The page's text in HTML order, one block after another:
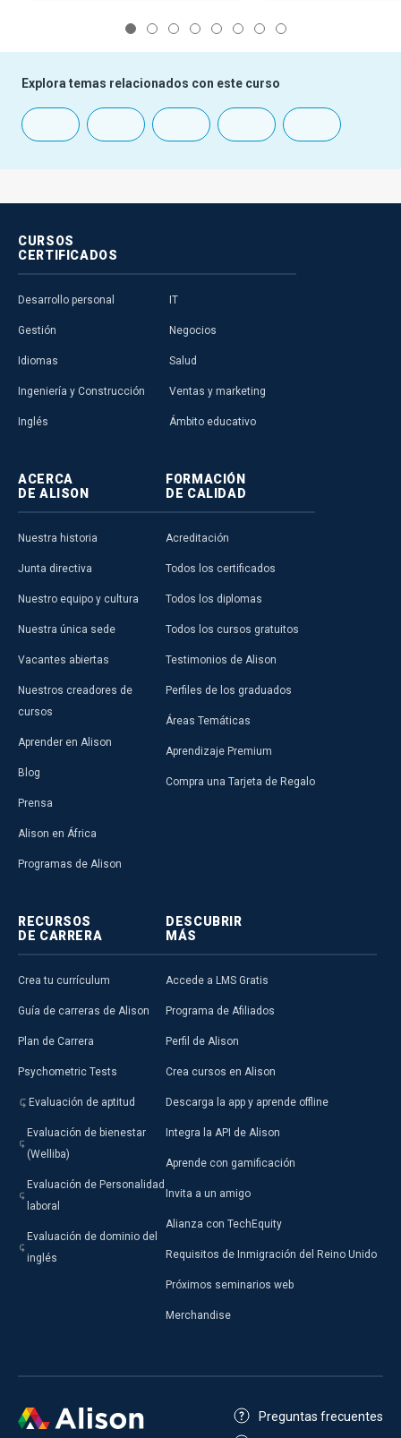
Explora temas relacionados con este curso
CURSOS
CERTIFICADOS
Desarrollo personal
Gestión
Idiomas
Ingeniería y Construcción
Inglés
IT
Negocios
Salud
Ventas y marketing
Ámbito educativo
ACERCA
DE ALISON
Nuestra historia
Junta directiva
Nuestro equipo y cultura
Nuestra única sede
Vacantes abiertas
Nuestros creadores de
cursos
Aprender en Alison
Blog
Prensa
Alison en África
Programas de Alison
FORMACIÓN
DE CALIDAD
Acreditación
Todos los certificados
Todos los diplomas
Todos los cursos gratuitos
Testimonios de Alison
Perfiles de los graduados
Áreas Temáticas
Aprendizaje Premium
Compra una Tarjeta de Regalo
RECURSOS
DE CARRERA
Crea tu currículum
Guía de carreras de Alison
Plan de Carrera
Psychometric Tests
Evaluación de aptitud
Evaluación de bienestar
(Welliba)
Evaluación de Personalidad
laboral
Evaluación de dominio del
inglés
DESCUBRIR
MÁS
Accede a LMS Gratis
Programa de Afiliados
Perfil de Alison
Crea cursos en Alison
Descarga la app y aprende offline
Integra la API de Alison
Aprende con gamificación
Invita a un amigo
Alianza con TechEquity
Requisitos de Inmigración del Reino Unido
Próximos seminarios web
Merchandise
Preguntas frecuentes